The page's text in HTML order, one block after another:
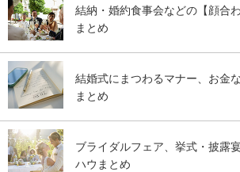
結納・婚約食事会などの【顔合
まとめ
結婚式にまつわるマナー、お金
まとめ
ブライダルフェア、挙式・披露
ハウまとめ